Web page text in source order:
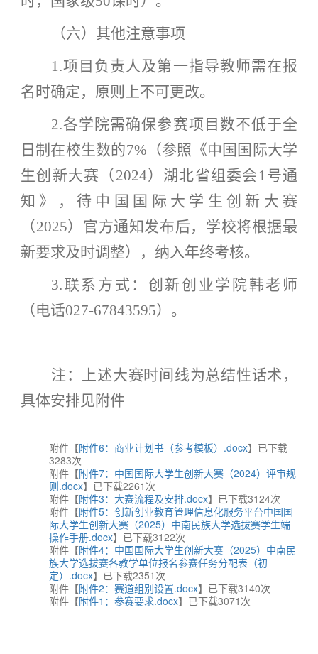
（六）其他注意事项
1.项目负责人及第一指导教师需在报
名时确定，原则上不可更改。
2.各学院需确保参赛项目数不低于全
日制在校生数的7%（参照《中国国际大学
生创新大赛（2024）湖北省组委会1号通
知》，待中国国际大学生创新大赛
（2025）官方通知发布后，学校将根据最
新要求及时调整），纳入年终考核。
3.联系方式：创新创业学院韩老师
（电话027-67843595）。
注：上述大赛时间线为总结性话术，
具体安排见附件
附件【附件6：商业计划书（参考模板）.docx】已下载
3283次
附件【附件7：中国国际大学生创新大赛（2024）评审规
则.docx】已下载2261次
附件【附件3：大赛流程及安排.docx】已下载3124次
附件【附件5：创新创业教育管理信息化服务平台中国国
际大学生创新大赛（2025）中南民族大学选拔赛学生端
操作手册.docx】已下载3122次
附件【附件4：中国国际大学生创新大赛（2025）中南民
族大学选拔赛各教学单位报名参赛任务分配表（初
定）.docx】已下载2351次
附件【附件2：赛道组别设置.docx】已下载3140次
附件【附件1：参赛要求.docx】已下载3071次